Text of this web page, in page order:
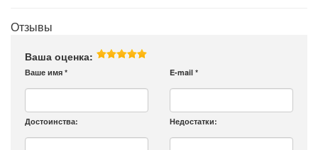
Отзывы
Ваша оценка:
Ваше имя * E-mail *
Достоинства: Недостатки: